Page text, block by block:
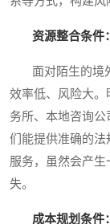
资源整合条件
面对陌生的境外
效率低、风险大
务所、本地咨询
们能提供准确的法
服务，虽然会产
失。
成本规划条件